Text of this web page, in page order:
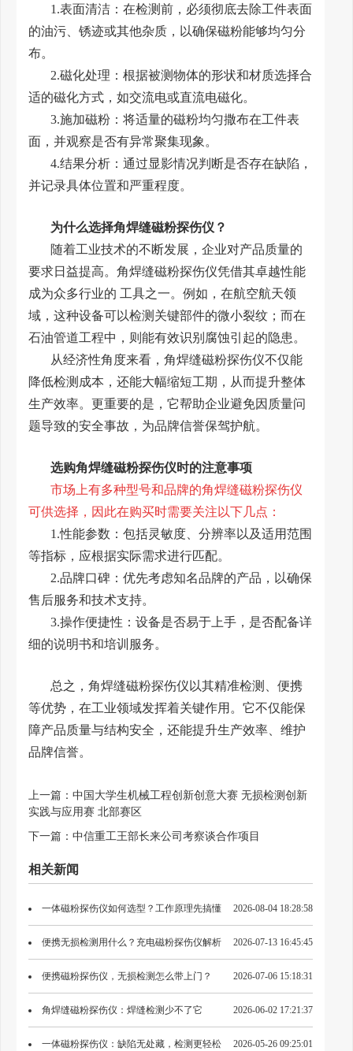
1.表面清洁：在检测前，必须彻底去除工件表面
的油污、锈迹或其他杂质，以确保磁粉能够均匀分
布。
2.磁化处理：根据被测物体的形状和材质选择合
适的磁化方式，如交流电或直流电磁化。
3.施加磁粉：将适量的磁粉均匀撒布在工件表
面，并观察是否有异常聚集现象。
4.结果分析：通过显影情况判断是否存在缺陷，
并记录具体位置和严重程度。
为什么选择角焊缝磁粉探伤仪？
随着工业技术的不断发展，企业对产品质量的
要求日益提高。角焊缝磁粉探伤仪凭借其卓越性能
成为众多行业的 工具之一。例如，在航空航天领
域，这种设备可以检测关键部件的微小裂纹；而在
石油管道工程中，则能有效识别腐蚀引起的隐患。
从经济性角度来看，角焊缝磁粉探伤仪不仅能
降低检测成本，还能大幅缩短工期，从而提升整体
生产效率。更重要的是，它帮助企业避免因质量问
题导致的安全事故，为品牌信誉保驾护航。
选购角焊缝磁粉探伤仪时的注意事项
市场上有多种型号和品牌的角焊缝磁粉探伤仪
可供选择，因此在购买时需要关注以下几点：
1.性能参数：包括灵敏度、分辨率以及适用范围
等指标，应根据实际需求进行匹配。
2.品牌口碑：优先考虑知名品牌的产品，以确保
售后服务和技术支持。
3.操作便捷性：设备是否易于上手，是否配备详
细的说明书和培训服务。
总之，角焊缝磁粉探伤仪以其精准检测、便携
等优势，在工业领域发挥着关键作用。它不仅能保
障产品质量与结构安全，还能提升生产效率、维护
品牌信誉。
上一篇： 中国大学生机械工程创新创意大赛 无损检测创新
实践与应用赛 北部赛区
下一篇： 中信重工王部长来公司考察谈合作项目
相关新闻
2026-08-04 18:28:58
一体磁粉探伤仪如何选型？工作原理先搞懂
2026-07-13 16:45:45
便携无损检测用什么？充电磁粉探伤仪解析
2026-07-06 15:18:31
便携磁粉探伤仪，无损检测怎么带上门？
2026-06-02 17:21:37
角焊缝磁粉探伤仪：焊缝检测少不了它
2026-05-26 09:25:01
一体磁粉探伤仪：缺陷无处藏，检测更轻松